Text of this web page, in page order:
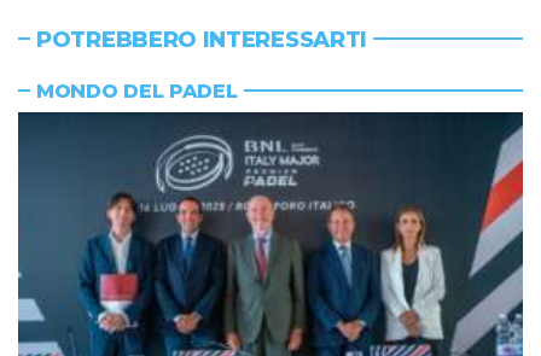
POTREBBERO INTERESSARTI
MONDO DEL PADEL